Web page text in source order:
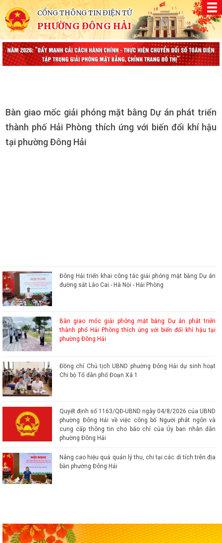
CỔNG THÔNG TIN ĐIỆN TỬ
PHƯỜNG ĐÔNG HẢI
Bàn giao mốc giải phóng mặt bằng Dự án phát triển
thành phố Hải Phòng thích ứng với biến đổi khí hậu
tại phường Đông Hải
Đông Hải triển khai công tác giải phóng mặt bằng Dự án
đường sắt Lào Cai - Hà Nội - Hải Phòng
Bàn giao mốc giải phóng mặt bằng Dự án phát triển
thành phố Hải Phòng thích ứng với biến đổi khí hậu tại
phường Đông Hải
Đồng chí Chủ tịch UBND phường Đông Hải dự sinh hoạt
Chi bộ Tổ dân phố Đoạn Xá 1
Quyết định số 1163/QĐ-UBND ngày 04/8/2026 của UBND
phường Đông Hải về việc công bố Người phát ngôn và
cung cấp thông tin cho báo chí của Ủy ban nhân dân
phường Đông Hải
Nâng cao hiệu quả quản lý thu, chi tại các di tích trên địa
bàn phường Đông Hải